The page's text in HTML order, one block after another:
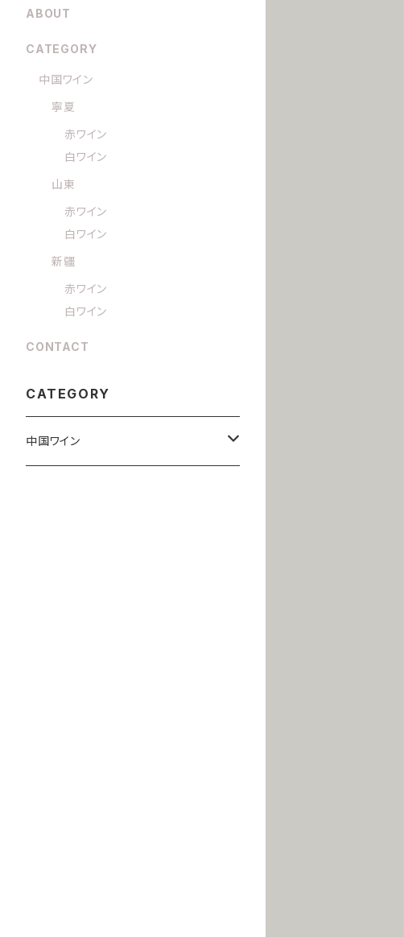
ABOUT
CATEGORY
中国ワイン
寧夏
赤ワイン
白ワイン
山東
赤ワイン
白ワイン
新疆
赤ワイン
白ワイン
CONTACT
CATEGORY
中国ワイン